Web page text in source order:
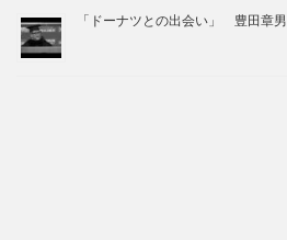
「ドーナツとの出会い」 豊田章男